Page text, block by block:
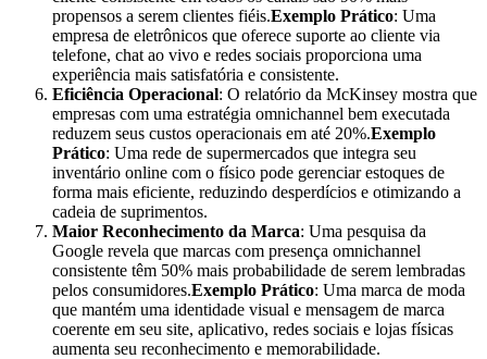
propensos a serem clientes fiéis.Exemplo Prático: Uma
empresa de eletrônicos que oferece suporte ao cliente via
telefone, chat ao vivo e redes sociais proporciona uma
experiência mais satisfatória e consistente.
Eficiência Operacional: O relatório da McKinsey mostra que
empresas com uma estratégia omnichannel bem executada
reduzem seus custos operacionais em até 20%.Exemplo
Prático: Uma rede de supermercados que integra seu
inventário online com o físico pode gerenciar estoques de
forma mais eficiente, reduzindo desperdícios e otimizando a
cadeia de suprimentos.
Maior Reconhecimento da Marca: Uma pesquisa da
Google revela que marcas com presença omnichannel
consistente têm 50% mais probabilidade de serem lembradas
pelos consumidores.Exemplo Prático: Uma marca de moda
que mantém uma identidade visual e mensagem de marca
coerente em seu site, aplicativo, redes sociais e lojas físicas
aumenta seu reconhecimento e memorabilidade.